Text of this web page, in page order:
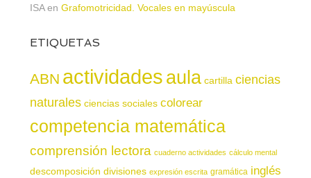
ISAen Grafomotricidad. Vocales en mayúscula
ETIQUETAS
ABN actividadesaula cartilla ciencias
naturales ciencias sociales colorear
competencia matemática
comprensión lectora cuaderno actividades cálculo mental
descomposición divisiones expresión escrita gramática inglés